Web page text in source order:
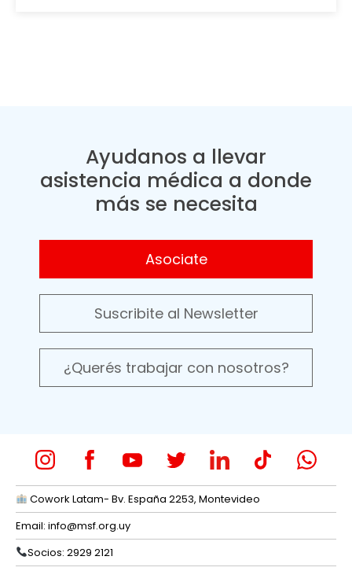
Ayudanos a llevar
asistencia médica a donde
más se necesita
Asociate
Suscribite al Newsletter
¿Querés trabajar con nosotros?
Cowork Latam- Bv. España 2253, Montevideo
Email: info@msf.org.uy
Socios: 2929 2121